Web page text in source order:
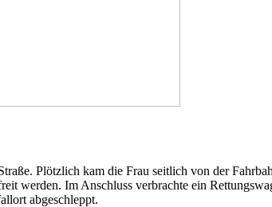
Plötzlich kam die Frau seitlich von der
werden. Im Anschluss verbrachte ein
abgeschleppt.